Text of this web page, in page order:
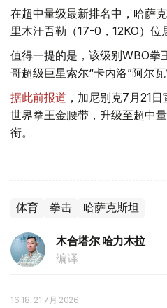
在超中量级最新排名中，哈萨
里木汗吾勒（17-0，12KO）位
值得一提的是，该级别WBO拳
哥超级巨星索尔“卡内洛”阿尔瓦
据此前报道 ，加尼别克7月21
世界拳王金腰带，升级至超中
衔。
体育 拳击 哈萨克斯坦
木合塔尔 哈力木拉
编译
16:18, 21 7月 2026